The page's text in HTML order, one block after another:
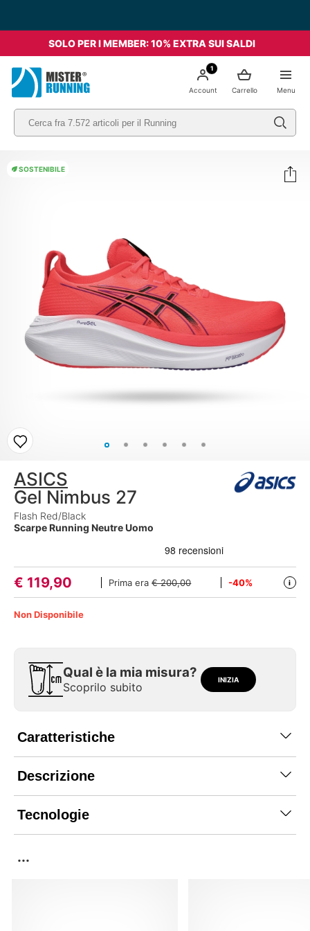
SOLO PER I MEMBER: 10% EXTRA SUI SALDI
Menu
Carrello
1
Account
SOSTENIBILE
ASICS
Gel Nimbus 27
Flash Red/Black
Scarpe Running Neutre Uomo
€ 119,90 Prima era€ 200,00 -40% i
Non Disponibile
Qual è la mia misura?
Scoprilo subito
INIZIA
Caratteristiche
Descrizione
Tecnologie
...